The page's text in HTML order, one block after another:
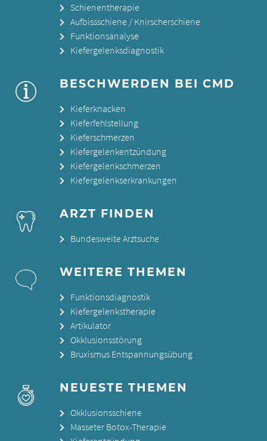
Schienentherapie
Aufbissschiene / Knirscherschiene
Funktionsanalyse
Kiefergelenksdiagnostik
BESCHWERDEN BEI CMD
Kieferknacken
Kieferfehlstellung
Kieferschmerzen
Kiefergelenkentzündung
Kiefergelenkschmerzen
Kiefergelenkserkrankungen
ARZT FINDEN
Bundesweite Arztsuche
WEITERE THEMEN
Funktionsdiagnostik
Kiefergelenkstherapie
Artikulator
Okklusionsstörung
Bruxismus Entspannungsübung
NEUESTE THEMEN
Okklusionsschiene
Masseter Botox-Therapie